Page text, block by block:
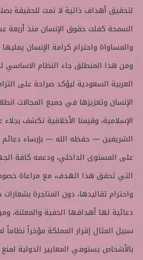
لتحقيق أهداف ذاتية لا تمت للحقيقة
السمحة كفلت حقوق الإنسان منذ أربعة
والمساواة واحترام كرامة الإنسان يمليها
ومن هذا المنطلق جاء النظام الاساسي
العربية السعودية ليؤكد صراحة على
الإنسان وتعزيزها في جميع المجالات
الإسلامية، وقيمنا الأخلاقية تكشف
الشريفين — حفظه الله — بإرساء
على المستوى الداخلي، ودعمه كافة
التي تحقق هذا الهدف، مع مراعاة
واحترام تقاليدها، دون المتاجرة بشعارات
دعائية لها أهدافها الخفية والمعلنة،
سبيل المثال إقرار المملكة مؤخراً نظاماً
بالأشخاص يستوفي المعايير الدولية لمنع